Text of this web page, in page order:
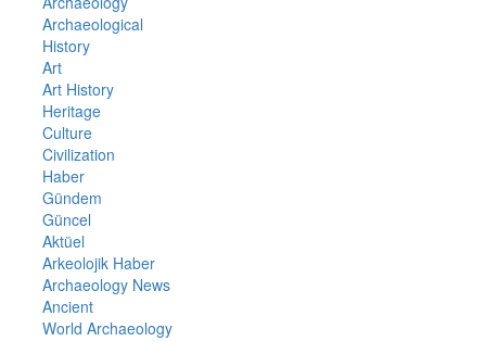
Archaeological
History
Art
Art History
Heritage
Culture
Civilization
Haber
Gündem
Güncel
Aktüel
Arkeolojik Haber
Archaeology News
Ancient
World Archaeology